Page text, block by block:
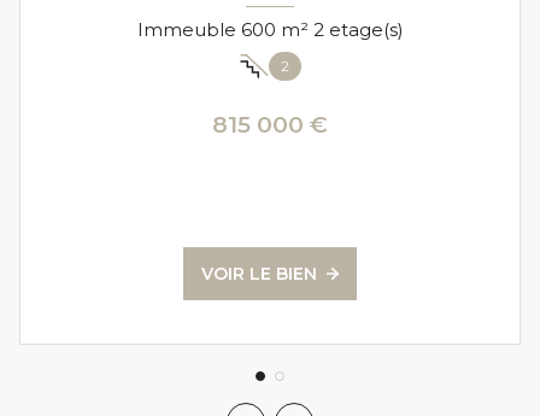
Immeuble 600 m² 2 etage(s)
2
815 000 €
VOIR LE BIEN